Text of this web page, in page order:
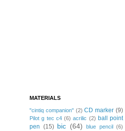
MATERIALS
"cintiq companion" (2) CD marker (9)
Pilot g tec c4 (6) acrilic (2) ball point
pen (15) bic (64) blue pencil (6)